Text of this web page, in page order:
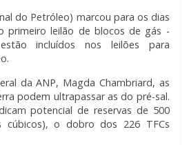
do Petróleo) marcou para os dias
primeiro leilão de blocos de gás -
incluídos nos leilões para
da ANP, Magda Chambriard, as
podem ultrapassar as do pré-sal.
potencial de reservas de 500
cúbicos), o dobro dos 226 TFCs